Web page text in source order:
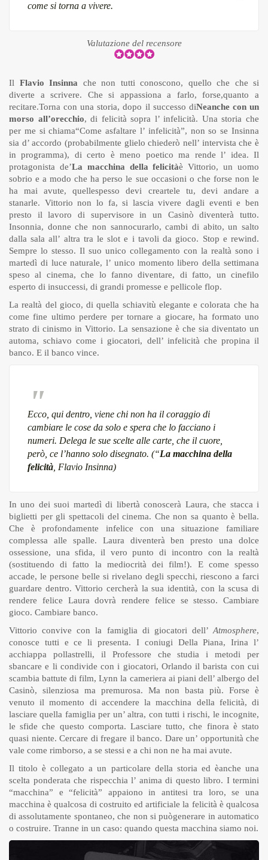
come si torna a vivere.
Valutazione del recensore
Il Flavio Insinna che non tutti conoscono, quello che che si
diverte a scrivere. Che si appassiona a farlo, forse,quanto a
recitare.Torna con una storia, dopo il successo diNeanche con un
morso all’orecchio, di felicità sopra l’ infelicità. Una storia che
per me si chiama“Come asfaltare l’ infelicità”, non so se Insinna
sia d’ accordo (probabilmente glielo chiederò nell’ intervista che è
in programma), di certo è meno poetico ma rende l’ idea. Il
protagonista de’La macchina della felicitàè Vittorio, un uomo
sobrio e a modo che ha perso le sue occasioni o che forse non le
ha mai avute, quellespesso devi creartele tu, devi andare a
stanarle. Vittorio non lo fa, si lascia vivere dagli eventi e ben
presto il lavoro di supervisore in un Casinò diventerà tutto.
Insonnia, donne che non sannocurarlo, cambi di abito, un salto
dalla sala all’ altra tra le slot e i tavoli da gioco. Stop e rewind.
Sempre lo stesso. Il suo unico collegamento con la realtà sono i
martedì di luce naturale, l’ unico momento libero della settimana
speso al cinema, che lo fanno diventare, di fatto, un cinefilo
esperto di insuccessi, di grandi promesse e pellicole flop.
La realtà del gioco, di quella schiavitù elegante e colorata che ha
come fine ultimo perdere per tornare a giocare, ha formato uno
strato di cinismo in Vittorio. La sensazione è che sia diventato un
automa, schiavo come i giocatori, dell’ infelicità che propina il
banco. E il banco vince.
Ecco, qui dentro, viene chi non ha il coraggio di
cambiare le cose da solo e spera che lo facciano i
numeri. Delega le sue scelte alle carte, che il cuore,
però, ce l’hanno solo disegnato. (“La macchina della
felicità , Flavio Insinna)
In uno dei suoi martedì di libertà conoscerà Laura, che stacca i
biglietti per gli spettacoli del cinema. Che non sa quanto è bella.
Che è profondamente infelice con una situazione familiare
complessa alle spalle. Laura diventerà ben presto una dolce
ossessione, una sfida, il vero punto di incontro con la realtà
(sostituendo di fatto la mediocrità dei film!). E come spesso
accade, le persone belle si rivelano degli specchi, riescono a farci
guardare dentro. Vittorio cercherà la sua identità, con la scusa di
rendere felice Laura dovrà rendere felice se stesso. Cambiare
gioco. Cambiare banco.
Vittorio convive con la famiglia di giocatori dell’ Atmosphere,
conosce tutti e ce li presenta. I coniugi Della Piana, Irina l’
acchiappa pollastrelli, il Professore che studia i metodi per
sbancare e li condivide con i giocatori, Orlando il barista con cui
scambia battute di film, Lynn la cameriera ai piani dell’ albergo del
Casinò, silenziosa ma premurosa. Ma non basta più. Forse è
venuto il momento di accendere la macchina della felicità, di
lasciare quella famiglia per un’ altra, con tutti i rischi, le incognite,
le sfide che questo comporta. Lasciare tutto, che finora è stato
quasi niente. Cercare di fregare il banco. Dare un’ opportunità che
vale come rimborso, a se stessi e a chi non ne ha mai avute.
Il titolo è collegato a un particolare della storia ed èanche una
scelta ponderata che rispecchia l’ anima di questo libro. I termini
“macchina” e “felicità” appaiono in antitesi tra loro, se una
macchina è qualcosa di costruito ed artificiale la felicità è qualcosa
di assolutamente spontaneo, che non si puògenerare in automatico
o costruire. Tranne in un caso: quando questa macchina siamo noi.